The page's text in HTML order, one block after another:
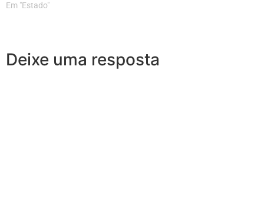
Em "Estado"
Deixe uma resposta